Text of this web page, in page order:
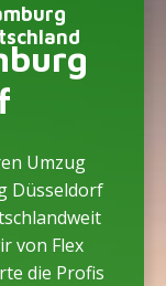
Umzug
Düsseldorf
von Flex
die Profis